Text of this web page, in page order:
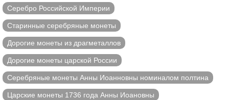
Серебро Российской Империи
Старинные серебряные монеты
Дорогие монеты из драгметаллов
Дорогие монеты царской России
Серебряные монеты Анны Иоанновны номиналом полтина
Царские монеты 1736 года Анны Иоановны